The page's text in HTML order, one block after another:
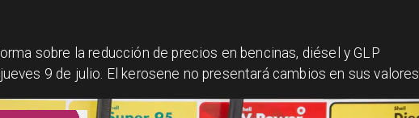
sobre la reducción de precios en bencinas, diésel y GLP
9 de julio. El kerosene no presentará cambios en sus valores.